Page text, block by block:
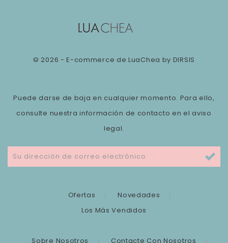
© 2026 - E-commerce de LuaChea by DIRSIS
Puede darse de baja en cualquier momento. Para ello,
consulte nuestra información de contacto en el aviso
legal.
Ofertas
Novedades
Los Más Vendidos
Sobre Nosotros Contacte Con Nosotros